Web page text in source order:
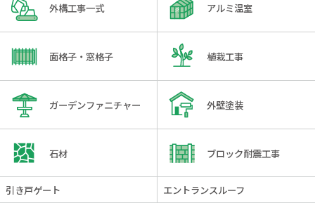
外構工事一式 アルミ温室
面格子・窓格子 植栽工事
ガーデンファニチャー 外壁塗装
石材 ブロック耐震工事
引き戸ゲート エントランスルーフ